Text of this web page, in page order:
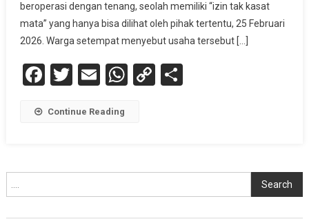
beroperasi dengan tenang, seolah memiliki “izin tak kasat
mata” yang hanya bisa dilihat oleh pihak tertentu, 25 Februari
2026. Warga setempat menyebut usaha tersebut […]
Facebook
Twitter
EmailWhatsApp
CopyShare
Continue Reading
Search